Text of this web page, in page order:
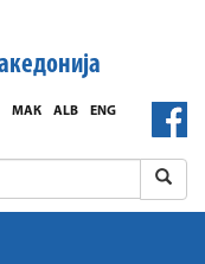
ENG
ALB
МАК